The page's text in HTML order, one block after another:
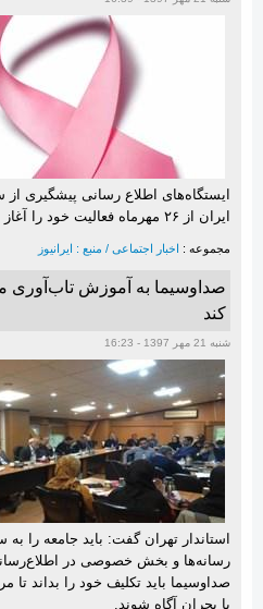
ایستگاه‌های اطلاع رسانی پیشگیری
ایران از ۲۶ مهرماه فعالیت خود را آغاز می‌کند.
مجموعه : اخبار اجتماعی / منبع : ایرانیوز
صداوسیما به آموزش تاب‌آوری
کند
شنبه 21 مهر 1397 - 16:23
استاندار تهران گفت: بايد جامعه را
رسانه‌ها و بخش خصوصی در
صداوسیما باید تکلیف خود را بداند
با بحران آگاه شوند.